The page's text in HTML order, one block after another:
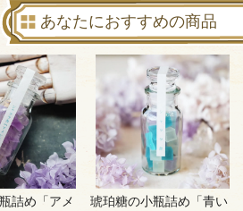
あなたにおすすめの商品
詰め「アメ
琥珀糖の小瓶詰め「青い